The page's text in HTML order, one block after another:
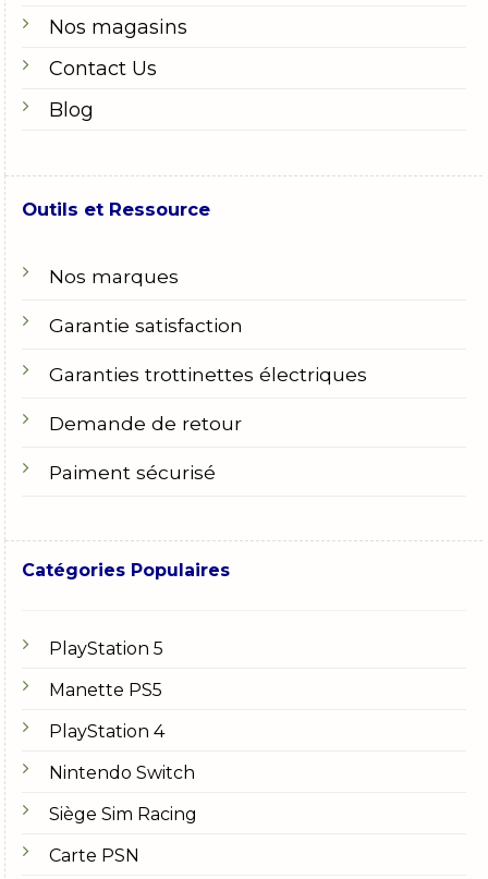
Nos magasins
Contact Us
Blog
Outils et Ressource
Nos marques
Garantie satisfaction
Garanties trottinettes électriques
Demande de retour
Paiment sécurisé
Catégories Populaires
PlayStation 5
Manette PS5
PlayStation 4
Nintendo Switch
Siège Sim Racing
Carte PSN